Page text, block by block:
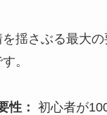
揺さぶる最大
。
性：
初心者が